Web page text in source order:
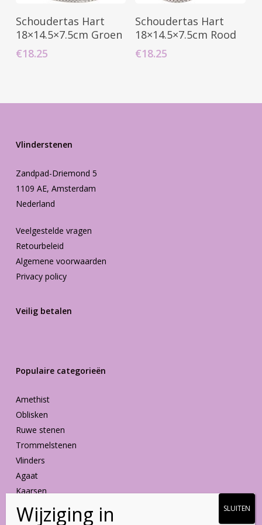
Toevoegen Aan
Winkelwagen
Schoudertas Hart
18×14.5×7.5cm Groen
€18.25
Toevoegen Aan
Winkelwagen
Schoudertas Hart
18×14.5×7.5cm Rood
€18.25
Vlinderstenen
Zandpad-Driemond 5
1109 AE, Amsterdam
Nederland
Veelgestelde vragen
Retourbeleid
Algemene voorwaarden
Privacy policy
Veilig betalen
Populaire categorieën
Amethist
Oblisken
Ruwe stenen
Trommelstenen
Vlinders
Agaat
Kaarsen
Vormen